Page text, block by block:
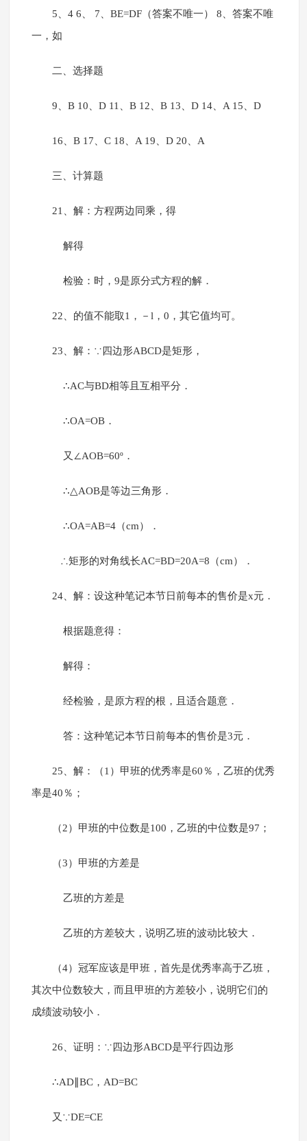
5、4 6、 7、BE=DF（答案不唯一） 8、答案不唯
一，如
二、选择题
9、B 10、D 11、B 12、B 13、D 14、A 15、D
16、B 17、C 18、A 19、D 20、A
三、计算题
21、解：方程两边同乘，得
解得
检验：时，9是原分式方程的解．
22、的值不能取1，－l，0，其它值均可。
23、解：∵四边形ABCD是矩形，
∴AC与BD相等且互相平分．
∴OA=OB．
又∠AOB=60º．
∴△AOB是等边三角形．
∴OA=AB=4（cm）．
∴矩形的对角线长AC=BD=20A=8（cm）．
24、解：设这种笔记本节日前每本的售价是x元．
根据题意得：
解得：
经检验，是原方程的根，且适合题意．
答：这种笔记本节日前每本的售价是3元．
25、解：（1）甲班的优秀率是60％，乙班的优秀
率是40％；
（2）甲班的中位数是100，乙班的中位数是97；
（3）甲班的方差是
乙班的方差是
乙班的方差较大，说明乙班的波动比较大．
（4）冠军应该是甲班，首先是优秀率高于乙班，
其次中位数较大，而且甲班的方差较小，说明它们的
成绩波动较小．
26、证明：∵四边形ABCD是平行四边形
∴AD∥BC，AD=BC
又∵DE=CE